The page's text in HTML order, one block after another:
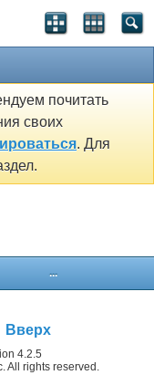
почитать
своих
. Для
...
Вверх
4.2.5
All rights reserved.